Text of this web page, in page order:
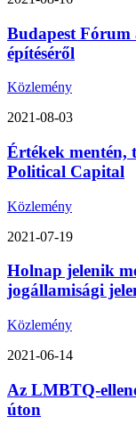
Budapest
építéséről
Közlemény
2021-08-03
Értékek mentén,
Political Capital
Közlemény
2021-07-19
Holnap jelenik
jogállamisági
Közlemény
2021-06-14
Az LMBTQ-
úton